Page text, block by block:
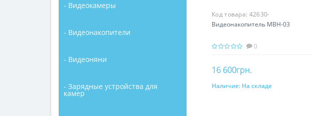
- Видеокамеры
- Видеонакопители
- Видеоняни
- Зарядные устройства для
камер
Код товара: 42630-
Видеонакопитель МВН-03
0
16 600грн.
В корзину
Наличие: На складе